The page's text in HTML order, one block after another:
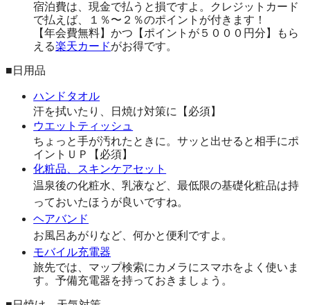
宿泊費は、現金で払うと損ですよ。クレジットカード
で払えば、１％〜２％のポイントが付きます！
【年会費無料】かつ【ポイントが５０００円分】もら
える楽天カードがお得です。
■日用品
ハンドタオル
汗を拭いたり、日焼け対策に【必須】
ウエットティッシュ
ちょっと手が汚れたときに。サッと出せると相手にポ
イントＵＰ【必須】
化粧品、スキンケアセット
温泉後の化粧水、乳液など、最低限の基礎化粧品は持
っておいたほうが良いですね。
ヘアバンド
お風呂あがりなど、何かと便利ですよ。
モバイル充電器
旅先では、マップ検索にカメラにスマホをよく使いま
す。予備充電器を持っておきましょう。